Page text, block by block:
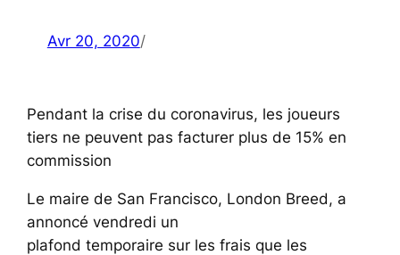
Avr 20, 2020/
Pendant la crise du coronavirus, les joueurs
tiers ne peuvent pas facturer plus de 15% en
commission
Le maire de San Francisco, London Breed, a
annoncé vendredi un
plafond temporaire sur les frais que les